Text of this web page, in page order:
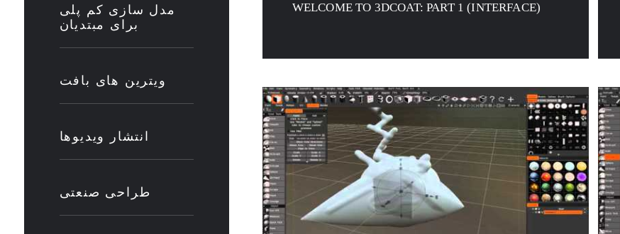
مدل سازی کم پلی
برای مبتدیان
ویترین های بافت
انتشار ویدیوها
طراحی صنعتی
WELCOME TO 3DCOAT: PART 1 (INTERFACE)